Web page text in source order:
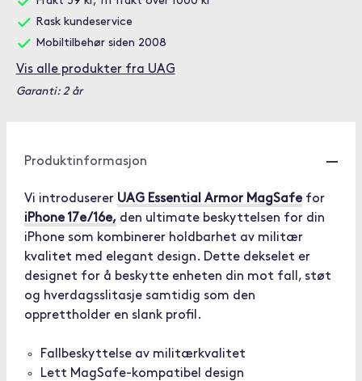
Rask kundeservice
Mobiltilbehør siden 2008
Vis alle produkter fra UAG
Garanti: 2 år
Produktinformasjon
Vi introduserer UAG Essential Armor MagSafefor
iPhone 17e/16e, den ultimate beskyttelsen for din
iPhone som kombinerer holdbarhet av militær
kvalitet med elegant design. Dette dekselet er
designet for å beskytte enheten din mot fall, støt
og hverdagsslitasje samtidig som den
opprettholder en slank profil.
Fallbeskyttelse av militærkvalitet
Lett MagSafe-kompatibel design